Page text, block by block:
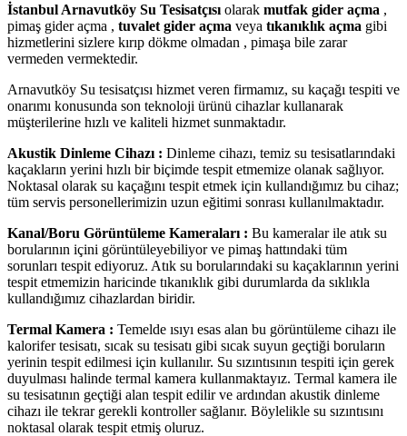
İstanbul Arnavutköy Su Tesisatçısı olarak mutfak gider açma ,
pimaş gider açma , tuvalet gider açma veya tıkanıklık açma gibi
hizmetlerini sizlere kırıp dökme olmadan , pimaşa bile zarar
vermeden vermektedir.
Arnavutköy Su tesisatçısı hizmet veren firmamız, su kaçağı tespiti ve
onarımı konusunda son teknoloji ürünü cihazlar kullanarak
müşterilerine hızlı ve kaliteli hizmet sunmaktadır.
Akustik Dinleme Cihazı : Dinleme cihazı, temiz su tesisatlarındaki
kaçakların yerini hızlı bir biçimde tespit etmemize olanak sağlıyor.
Noktasal olarak su kaçağını tespit etmek için kullandığımız bu cihaz;
tüm servis personellerimizin uzun eğitimi sonrası kullanılmaktadır.
Kanal/Boru Görüntüleme Kameraları : Bu kameralar ile atık su
borularının içini görüntüleyebiliyor ve pimaş hattındaki tüm
sorunları tespit ediyoruz. Atık su borularındaki su kaçaklarının yerini
tespit etmemizin haricinde tıkanıklık gibi durumlarda da sıklıkla
kullandığımız cihazlardan biridir.
Termal Kamera : Temelde ısıyı esas alan bu görüntüleme cihazı ile
kalorifer tesisatı, sıcak su tesisatı gibi sıcak suyun geçtiği boruların
yerinin tespit edilmesi için kullanılır. Su sızıntısının tespiti için gerek
duyulması halinde termal kamera kullanmaktayız. Termal kamera ile
su tesisatının geçtiği alan tespit edilir ve ardından akustik dinleme
cihazı ile tekrar gerekli kontroller sağlanır. Böylelikle su sızıntısını
noktasal olarak tespit etmiş oluruz.